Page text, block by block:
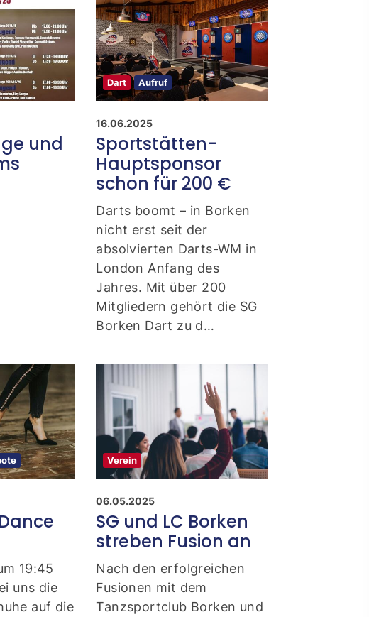
und
Dart Aufruf
16.06.2025
Sportstätten-
Hauptsponsor
schon für 200 €
Darts boomt – in Borken
nicht erst seit der
absolvierten Darts-WM in
London Anfang des
Jahres. Mit über 200
Mitgliedern gehört die SG
Borken Dart zu d…
19:45
uns die
auf die
Verein
06.05.2025
SG und LC Borken
streben Fusion an
Nach den erfolgreichen
Fusionen mit dem
Tanzsportclub Borken und
Geschäftsstelle
SG Borken
Adresse: Feldmark 5
46325 Borken
info@sg-borken.de
In Kontakt treten